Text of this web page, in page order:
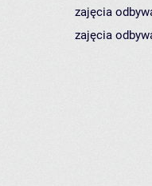
zajęcia
zajęcia